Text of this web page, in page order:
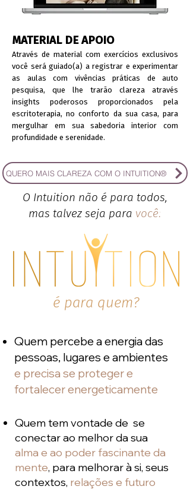
MATERIAL DE APOIO
Através de material com exercícios exclusivos
você será guiado(a) a registrar e experimentar
as aulas com vivências práticas de auto
pesquisa, que lhe trarão clareza através
insights poderosos proporcionados pela
escritoterapia, no conforto da sua casa, para
mergulhar em sua sabedoria interior com
profundidade e serenidade.
QUERO MAIS CLAREZA COM O INTUITION®
O Intuition não é para todos,
mas talvez seja para você!
é para quem?
Quem percebe a energia das
pessoas, lugares e ambientes
e precisa se proteger e
fortalecer energeticamente
Quem tem vontade de se
conectar ao melhor da sua
alma e ao poder fascinante da
mente, para melhorar à si, seus
contextos, relações e futuro